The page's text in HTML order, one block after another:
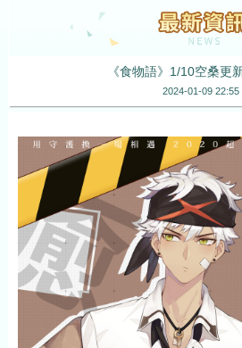
《食物語》1/10空桑更
2024-01-09 22:55